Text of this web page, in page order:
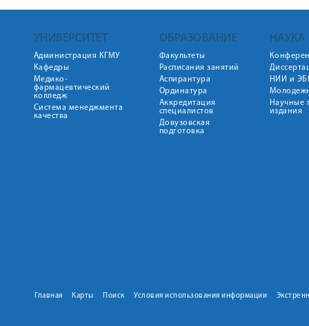
УНИВЕРСИТЕТ
Администрация КГМУ
Кафедры
Медико-
фармацевтический
колледж
Система менеджмента
качества
ОБРАЗОВАНИЕ
Факультеты
Расписания занятий
Аспирантура
Ординатура
Аккредитация
специалистов
Довузовская
подготовка
НАУКА
НИИ и
Научные
издания
Главная Карты Поиск Условия использования информации